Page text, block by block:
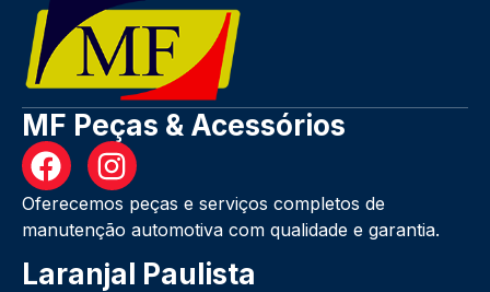
MF Peças & Acessórios
Oferecemos peças e serviços completos de
manutenção automotiva com qualidade e garantia.
Laranjal Paulista